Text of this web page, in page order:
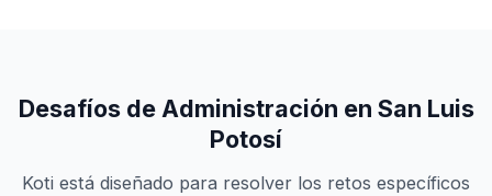
Desafíos de Administración en San Luis
Potosí
Koti está diseñado para resolver los retos específicos